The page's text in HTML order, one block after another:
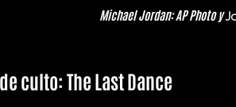
Michael Jordan: AP Photo y
culto: The Last Dance